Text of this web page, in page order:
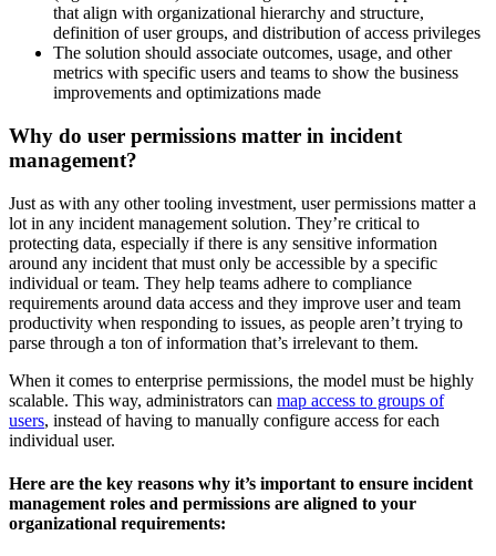
that align with organizational hierarchy and structure,
definition of user groups, and distribution of access privileges
The solution should associate outcomes, usage, and other
metrics with specific users and teams to show the business
improvements and optimizations made
Why do user permissions matter in incident
management?
Just as with any other tooling investment, user permissions matter a
lot in any incident management solution. They’re critical to
protecting data, especially if there is any sensitive information
around any incident that must only be accessible by a specific
individual or team. They help teams adhere to compliance
requirements around data access and they improve user and team
productivity when responding to issues, as people aren’t trying to
parse through a ton of information that’s irrelevant to them.
When it comes to enterprise permissions, the model must be highly
scalable. This way, administrators can map access to groups of
users, instead of having to manually configure access for each
individual user.
Here are the key reasons why it’s important to ensure incident
management roles and permissions are aligned to your
organizational requirements: